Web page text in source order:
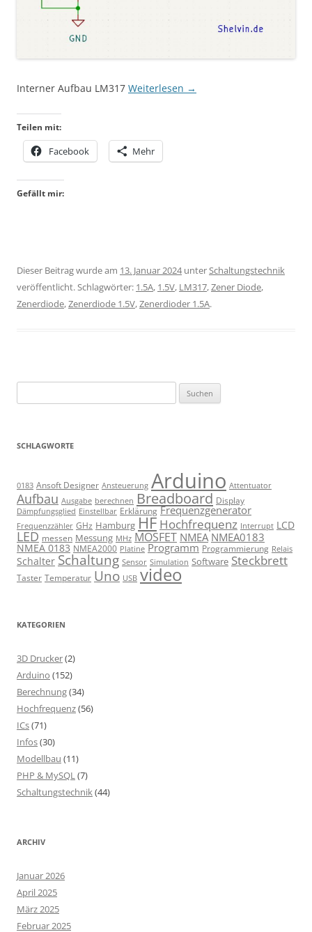
Interner Aufbau LM317 Weiterlesen →
Teilen mit:
Facebook Mehr
Gefällt mir:
Dieser Beitrag wurde am 13. Januar 2024unterSchaltungstechnik
veröffentlicht. Schlagwörter: 1.5A, 1.5V, LM317,Zener Diode,
Zenerdiode,Zenerdiode 1.5V,Zenerdioder 1.5A.
nach:
SCHLAGWORTE
0183 Ansoft Designer Ansteuerung Arduino Attentuator
Aufbau Ausgabe berechnen Breadboard Display
Dämpfungsglied Einstellbar Erklärung Frequenzgenerator
Frequenzzähler GHz Hamburg HF Hochfrequenz Interrupt LCD
LED messen Messung MHz MOSFET NMEA NMEA0183
NMEA 0183 NMEA2000 Platine Programm Programmierung Relais
Schalter Schaltung Sensor Simulation Software Steckbrett
Taster Temperatur Uno USB video
KATEGORIEN
3D Drucker(2)
Arduino (152)
Berechnung(34)
Hochfrequenz(56)
ICs(71)
Infos(30)
Modellbau (11)
PHP & MySQL(7)
Schaltungstechnik(44)
ARCHIV
Januar 2026
April 2025
März 2025
Februar 2025